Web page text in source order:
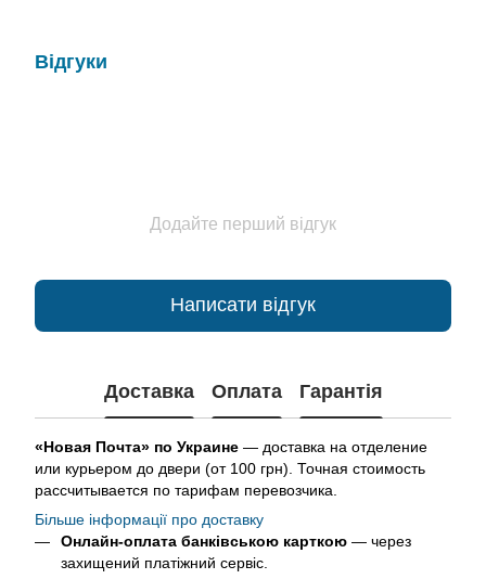
Відгуки
Додайте перший відгук
Написати відгук
Доставка Оплата Гарантія
«Новая Почта» по Украине — доставка на отделение
или курьером до двери (от 100 грн). Точная стоимость
рассчитывается по тарифам перевозчика.
Більше інформації про доставку
Онлайн-оплата банківською карткою — через
захищений платіжний сервіс.